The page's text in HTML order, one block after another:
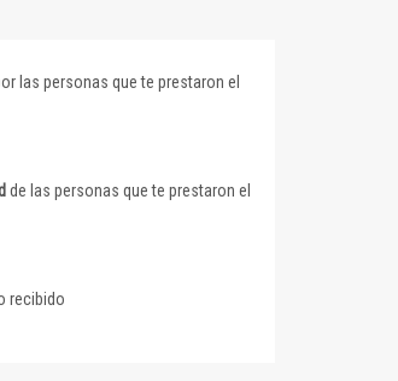
las personas que te prestaron el
de las personas que te prestaron el
recibido